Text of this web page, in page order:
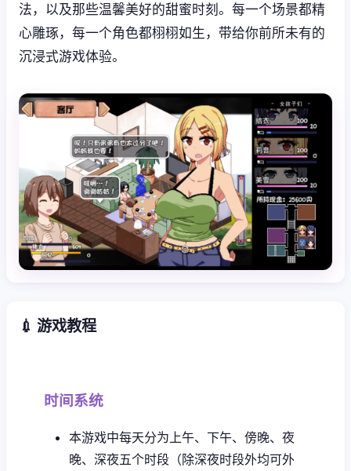
法，以及那些温馨美好的甜蜜时刻。每一个场景都精
心雕琢，每一个角色都栩栩如生，带给你前所未有的
沉浸式游戏体验。
💉 游戏教程
时间系统
本游戏中每天分为上午、下午、傍晚、夜
晚、深夜五个时段（除深夜时段外均可外